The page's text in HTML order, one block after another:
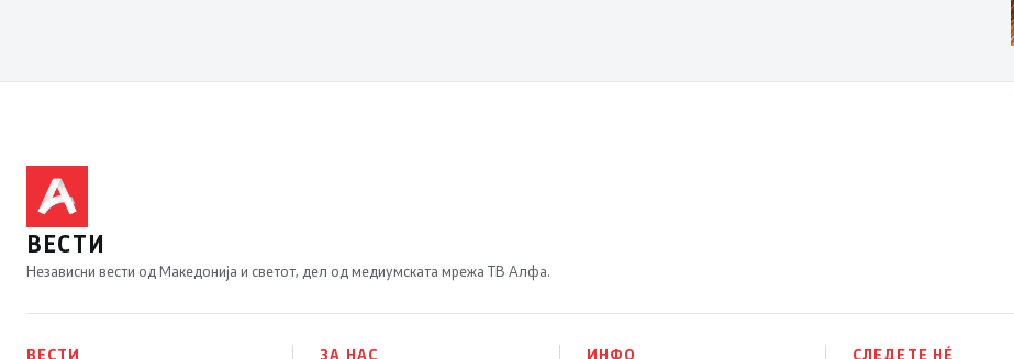
ВЕСТИ
Независни вести од Македонија и светот, дел од медиумската мрежа ТВ Алфа.
ВЕСТИ ЗА НАС ИНФО СЛЕДЕТЕ НÉ